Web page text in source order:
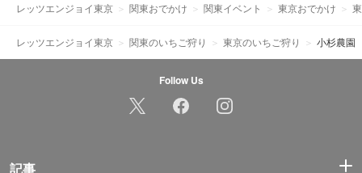
レッツエンジョイ東京 関東おでかけ 関東イベント 東京おでかけ
レッツエンジョイ東京 関東のいちご狩り 東京のいちご狩り 小杉農園
Follow Us
記事